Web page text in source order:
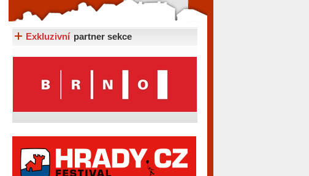
Exkluzivní partner sekce